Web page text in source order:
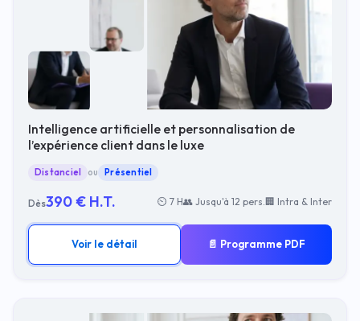
Intelligence artificielle et personnalisation de
l’expérience client dans le luxe
Distanciel ou Présentiel
Dès390 € H.T. ⏲ 7 H👥 Jusqu'à 12 pers.🏢 Intra & Inter
Voir le détail 📄 Programme PDF